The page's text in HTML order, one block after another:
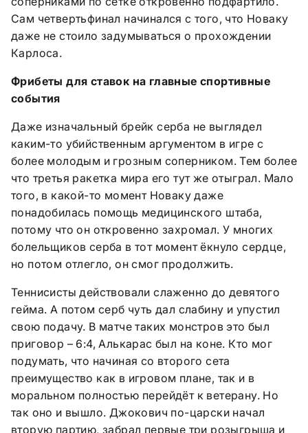
Сам четвертьфинал начинался с того, что Новаку
даже не стоило задумываться о прохождении
Карлоса.
Фрибеты для ставок на главные спортивные
события
Даже изначальный брейк серба не выглядел
каким-то убийственным аргументом в игре с
более молодым и грозным соперником. Тем более
что третья ракетка мира его тут же отыграл. Мало
того, в какой-то момент Новаку даже
понадобилась помощь медицинского штаба,
потому что он откровенно захромал. У многих
болельщиков серба в тот момент ёкнуло сердце,
но потом отлегло, он смог продолжить.
Теннисисты действовали слаженно до девятого
гейма. А потом серб чуть дал слабину и упустил
свою подачу. В матче таких монстров это был
приговор – 6:4, Алькарас был на коне. Кто мог
подумать, что начиная со второго сета
преимущество как в игровом плане, так и в
моральном полностью перейдёт к ветерану. Но
так оно и вышло. Джокович по-царски начал
вторую партию, забрал первые три розыгрыша и